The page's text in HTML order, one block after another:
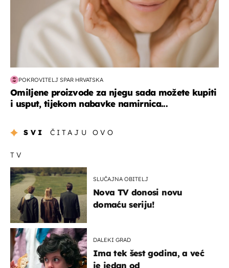
POKROVITELJ SPAR HRVATSKA
Omiljene proizvode za njegu sada možete kupiti
i usput, tijekom nabavke namirnica...
SVI ČITAJU OVO
TV
SLUČAJNA OBITELJ
Nova TV donosi novu
domaću seriju!
DALEKI GRAD
Ima tek šest godina, a već
je jedan od